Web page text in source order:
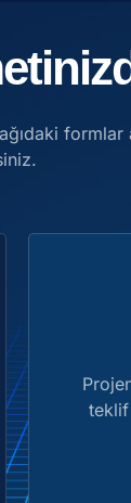
formlar